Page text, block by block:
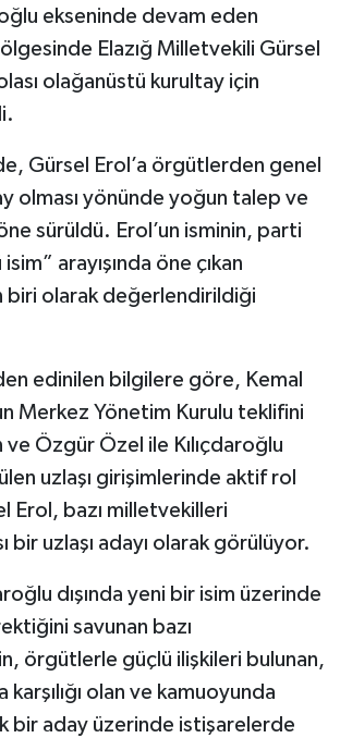
ekseninde devam eden
Elazığ Milletvekili Gürsel
olağanüstü kurultay için
Gürsel Erol’a örgütlerden genel
olması yönünde yoğun talep ve
sürüldü. Erol’un isminin, parti
arayışında öne çıkan
biri olarak değerlendirildiği
edinilen bilgilere göre, Kemal
Merkez Yönetim Kurulu teklifini
Özgür Özel ile Kılıçdaroğlu
uzlaşı girişimlerinde aktif rol
Erol, bazı milletvekilleri
bir uzlaşı adayı olarak görülüyor.
dışında yeni bir isim üzerinde
savunan bazı
örgütlerle güçlü ilişkileri bulunan,
karşılığı olan ve kamuoyunda
bir aday üzerinde istişarelerde